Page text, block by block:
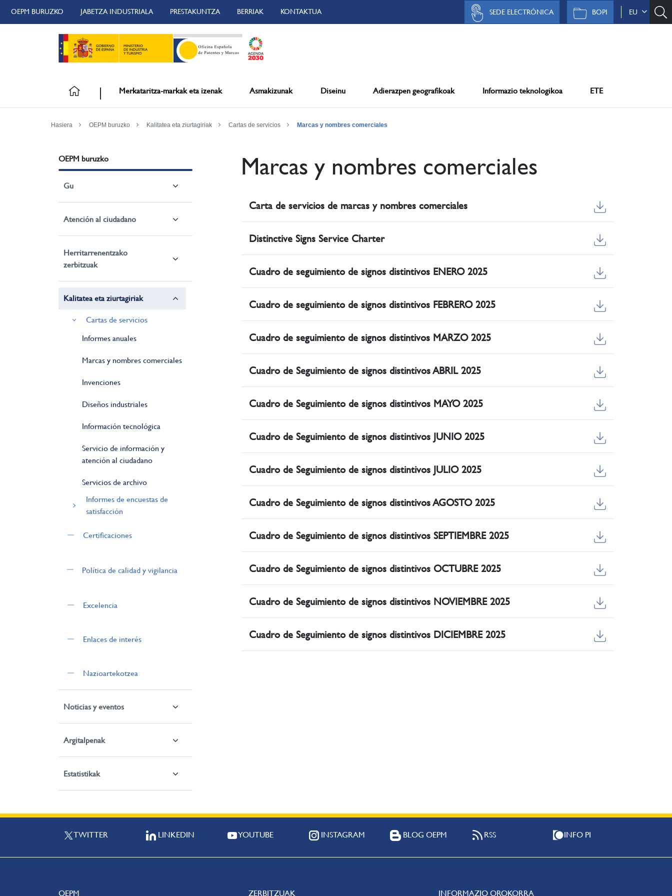
OEPM BURUZKO JABETZA INDUSTRIALA PRESTAKUNTZA BERRIAK KONTAKTUA EU
BOPI
SEDE ELECTRÓNICA
Merkataritza-markak eta izenak Asmakizunak Diseinu Adierazpen geografikoak Informazio teknologikoa ETE
Hasiera OEPM buruzko Kalitatea eta ziurtagiriak Cartas de servicios Marcas y nombres comerciales
OEPM buruzko
Gu
Atención al ciudadano
Herritarrenentzako
zerbitzuak
Kalitatea eta ziurtagiriak
Cartas de servicios
Informes anuales
Marcas y nombres comerciales
Invenciones
Diseños industriales
Información tecnológica
Servicio de información y
atención al ciudadano
Servicios de archivo
Informes de encuestas de
satisfacción
Certificaciones
Política de calidad y vigilancia
Excelencia
Enlaces de interés
Nazioartekotzea
Noticias y eventos
Argitalpenak
Estatistikak
Marcas y nombres comerciales
Carta de servicios de marcas y nombres comerciales
Distinctive Signs Service Charter
Cuadro de seguimiento de signos distintivos ENERO 2025
Cuadro de seguimiento de signos distintivos FEBRERO 2025
Cuadro de seguimiento de signos distintivos MARZO 2025
Cuadro de Seguimiento de signos distintivos ABRIL 2025
Cuadro de Seguimiento de signos distintivos MAYO 2025
Cuadro de Seguimiento de signos distintivos JUNIO 2025
Cuadro de Seguimiento de signos distintivos JULIO 2025
Cuadro de Seguimiento de signos distintivos AGOSTO 2025
Cuadro de Seguimiento de signos distintivos SEPTIEMBRE 2025
Cuadro de Seguimiento de signos distintivos OCTUBRE 2025
Cuadro de Seguimiento de signos distintivos NOVIEMBRE 2025
Cuadro de Seguimiento de signos distintivos DICIEMBRE 2025
TWITTER LINKEDIN YOUTUBE INSTAGRAM BLOG OEPM RSS INFO PI
OEPM ZERBITZUAK INFORMAZIO OROKORRA